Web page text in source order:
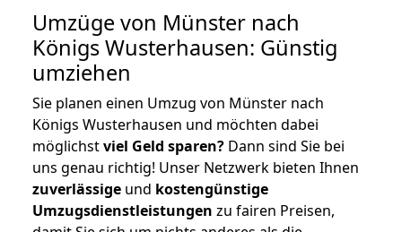
Umzüge von Münster nach
Königs Wusterhausen: Günstig
umziehen
Sie planen einen Umzug von Münster nach
Königs Wusterhausen und möchten dabei
möglichstviel Geld sparen? Dann sind Sie bei
uns genau richtig! Unser Netzwerk bieten Ihnen
zuverlässige und kostengünstige
Umzugsdienstleistungen zu fairen Preisen,